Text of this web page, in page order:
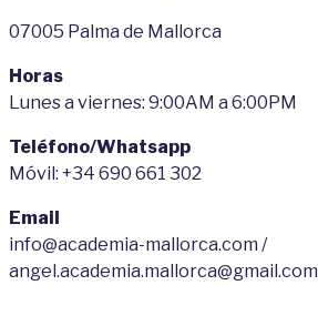
07005 Palma de Mallorca
Horas
Lunes a viernes: 9:00AM a 6:00PM
Teléfono/Whatsapp
Móvil: +34 690 661 302
Email
info@academia-mallorca.com /
angel.academia.mallorca@gmail.com